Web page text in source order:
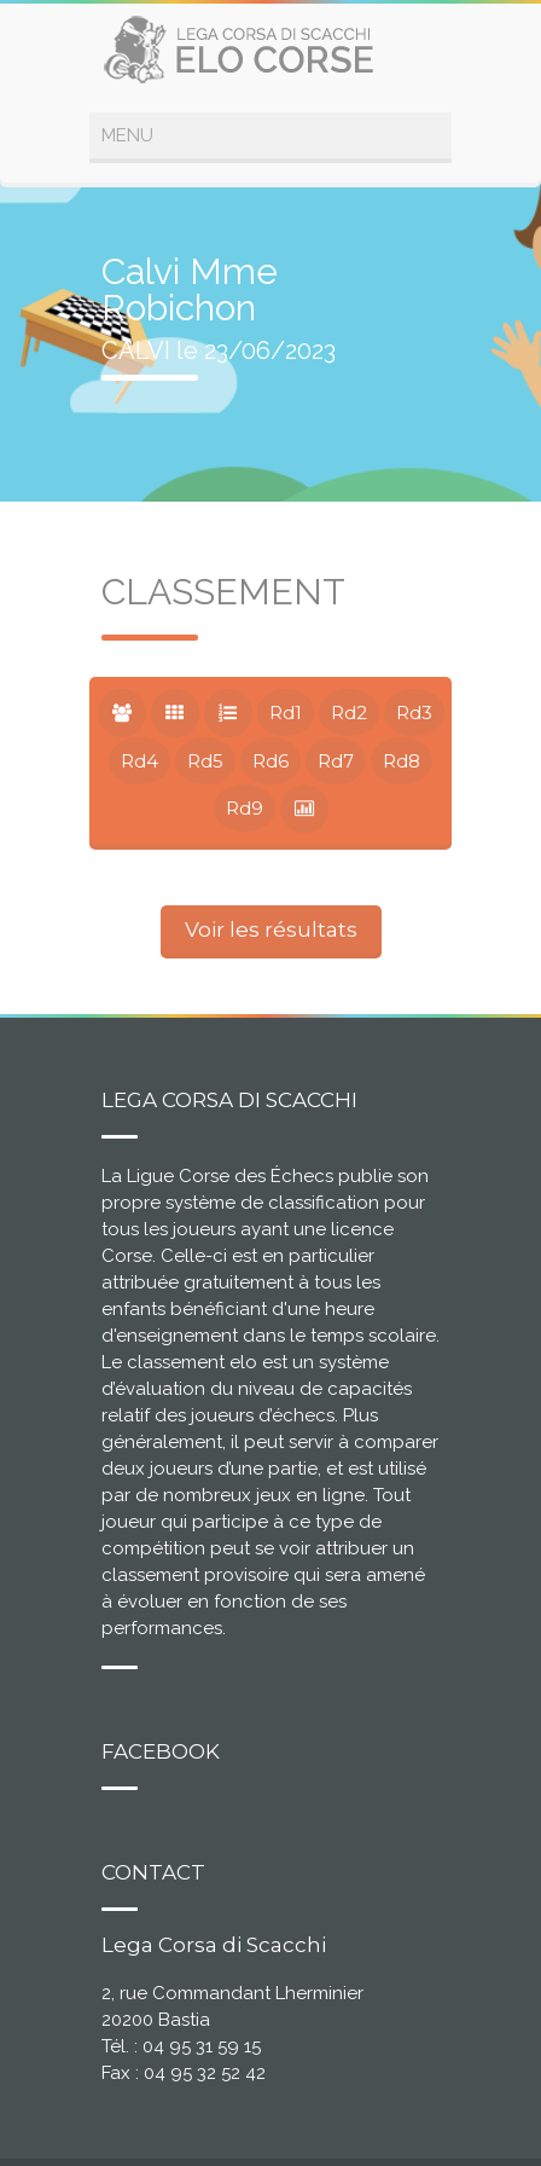
Calvi Mme
Robichon
CALVI le 23/06/2023
CLASSEMENT
Rd1 Rd2 Rd3
Rd4 Rd5 Rd6 Rd7 Rd8
Rd9
Voir les résultats
LEGA CORSA DI SCACCHI
La Ligue Corse des Échecs publie son
propre système de classification pour
tous les joueurs ayant une licence
Corse. Celle-ci est en particulier
attribuée gratuitement à tous les
enfants bénéficiant d'une heure
d'enseignement dans le temps scolaire.
Le classement elo est un système
d’évaluation du niveau de capacités
relatif des joueurs d’échecs. Plus
généralement, il peut servir à comparer
deux joueurs d’une partie, et est utilisé
par de nombreux jeux en ligne. Tout
joueur qui participe à ce type de
compétition peut se voir attribuer un
classement provisoire qui sera amené
à évoluer en fonction de ses
performances.
FACEBOOK
CONTACT
Lega Corsa di Scacchi
2, rue Commandant Lherminier
20200 Bastia
Tél. : 04 95 31 59 15
Fax : 04 95 32 52 42